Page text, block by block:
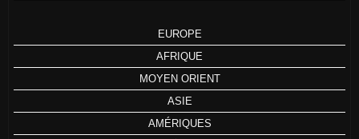
EUROPE
AFRIQUE
MOYEN ORIENT
ASIE
AMÉRIQUES